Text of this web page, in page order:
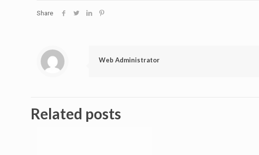
Share
Web Administrator
Related posts